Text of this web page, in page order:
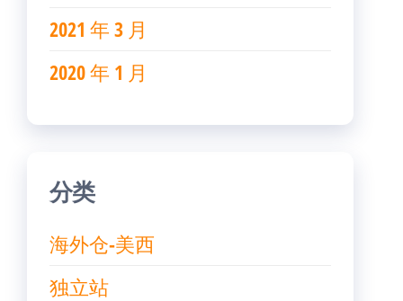
2021 年 3 月
2020 年 1 月
分类
海外仓-美西
独立站